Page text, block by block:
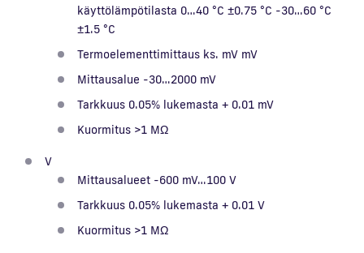
käyttölämpötilasta 0…40 °C ±0.75 °C -30…60 °C
±1.5 °C
Termoelementtimittaus ks. mV mV
Mittausalue -30…2000 mV
Tarkkuus 0.05% lukemasta + 0.01 mV
Kuormitus >1 MΩ
V
Mittausalueet -600 mV…100 V
Tarkkuus 0.05% lukemasta + 0.01 V
Kuormitus >1 MΩ